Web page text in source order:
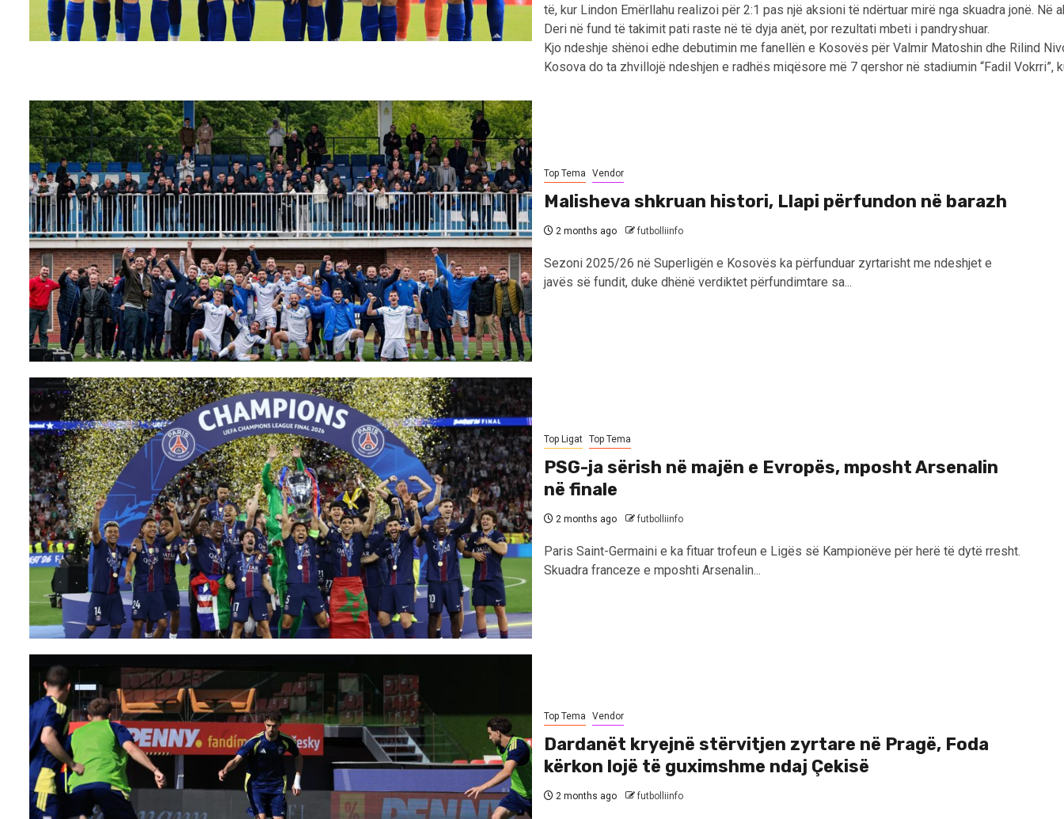
të, kur Lindon Emërllahu realizoi për 2:1 pas një aksioni të ndërtuar mirë nga skuadra jonë.
Deri në fund të takimit pati raste në të dyja anët, por rezultati mbeti i pandryshuar.
Kjo ndeshje shënoi edhe debutimin me fanellën e Kosovës për Valmir Matoshin dhe Rilind
Kosova do ta zhvillojë ndeshjen e radhës miqësore më 7 qershor në stadiumin “Fadil Vokrri”,
Top Tema Vendor
Malisheva shkruan histori, Llapi përfundon në barazh
2 months ago futbolliinfo
Sezoni 2025/26 në Superligën e Kosovës ka përfunduar zyrtarisht me ndeshjet e
javës së fundit, duke dhënë verdiktet përfundimtare sa...
Top Ligat Top Tema
PSG-ja sërish në majën e Evropës, mposht Arsenalin
në finale
2 months ago futbolliinfo
Paris Saint-Germaini e ka fituar trofeun e Ligës së Kampionëve për herë të dytë rresht.
Skuadra franceze e mposhti Arsenalin...
Top Tema Vendor
Dardanët kryejnë stërvitjen zyrtare në Pragë, Foda
kërkon lojë të guximshme ndaj Çekisë
2 months ago futbolliinfo